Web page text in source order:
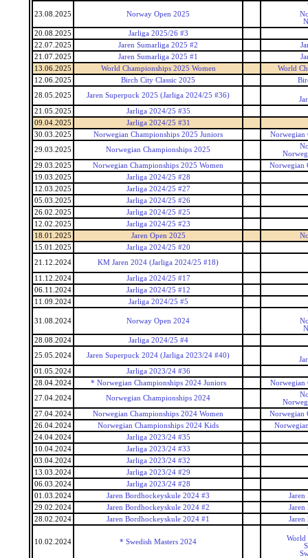
23.08.2025 Norway Open 2025
20.08.2025
Jarliga 2025/26 #3
22.07.2025
Jaren Sumarliga 2025 #2
21.07.2025
Jaren Sumarliga 2025 #1
13.06.2025
World Championships 2025 Women
World
12.06.2025
Birch City Classic 2025
28.05.2025
Jaren Superpuck 2025 (Jarliga 2024/25 #36)
21.05.2025
Jarliga 2024/25 #35
09.04.2025
Jarliga 2024/25 #31
30.03.2025
Norwegian Championships 2025 Juniors
Norwegian
29.03.2025
Norwegian Championships 2025
29.03.2025
Norwegian Championships 2025 Women
Norwegian
19.03.2025
Jarliga 2024/25 #28
12.03.2025
Jarliga 2024/25 #27
05.03.2025
Jarliga 2024/25 #26
26.02.2025
Jarliga 2024/25 #25
12.02.2025
Jarliga 2024/25 #23
18.01.2025
Jaren Open 2025
15.01.2025
Jarliga 2024/25 #20
21.12.2024
KM Jaren 2024 (Jarliga 2024/25 #18)
11.12.2024
Jarliga 2024/25 #17
06.11.2024
Jarliga 2024/25 #12
11.09.2024
Jarliga 2024/25 #5
31.08.2024 Norway Open 2024
28.08.2024
Jarliga 2024/25 #4
25.05.2024
Jaren Superpuck 2024 (Jarliga 2023/24 #40)
01.05.2024
Jarliga 2023/24 #36
28.04.2024
* Norwegian Championships 2024 Juniors
Norwegian
27.04.2024
Norwegian Championships 2024
27.04.2024
Norwegian Championships 2024 Women
Norwegian
26.04.2024
Norwegian Championships 2024 Kids
24.04.2024
Jarliga 2023/24 #35
10.04.2024
Jarliga 2023/24 #33
03.04.2024
Jarliga 2023/24 #32
13.03.2024
Jarliga 2023/24 #29
06.03.2024
Jarliga 2023/24 #28
01.03.2024
Jaren Bordhockeyskule 2024 #3
Jaren
29.02.2024
Jaren Bordhockeyskule 2024 #2
Jaren
28.02.2024
Jaren Bordhockeyskule 2024 #1 Jaren
10.02.2024 * Swedish Masters 2024
World